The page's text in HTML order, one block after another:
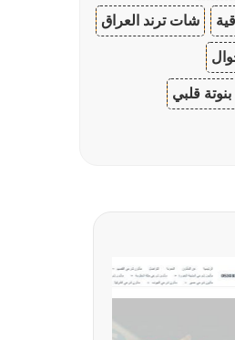
شات ترند العراق
قلبي